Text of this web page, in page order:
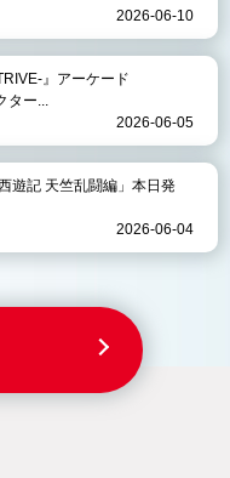
2026-06-10
』アーケード
ター...
2026-06-05
遊記 天竺乱闘編」本日発
2026-06-04